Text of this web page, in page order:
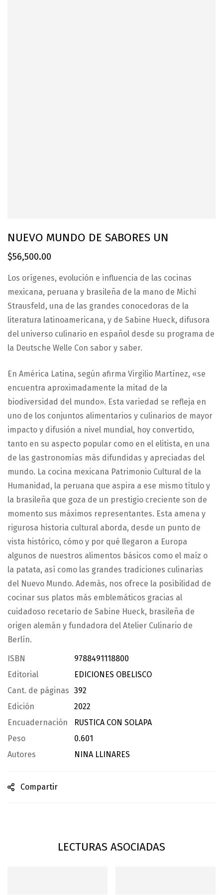
NUEVO MUNDO DE SABORES UN
$56,500.00
Los orígenes, evolución e influencia de las cocinas
mexicana, peruana y brasileña de la mano de Michi
Strausfeld, una de las grandes conocedoras de la
literatura latinoamericana, y de Sabine Hueck, difusora
del universo culinario en español desde su programa de
la Deutsche Welle Con sabor y saber.
En América Latina, según afirma Virgilio Martínez, «se
encuentra aproximadamente la mitad de la
biodiversidad del mundo». Esta variedad se refleja en
uno de los conjuntos alimentarios y culinarios de mayor
impacto y difusión a nivel mundial, hoy convertido,
tanto en su aspecto popular como en el elitista, en una
de las gastronomías más difundidas y apreciadas del
mundo. La cocina mexicana Patrimonio Cultural de la
Humanidad, la peruana que aspira a ese mismo título y
la brasileña que goza de un prestigio creciente son de
momento sus máximos representantes. Esta amena y
rigurosa historia cultural aborda, desde un punto de
vista histórico, cómo y por qué llegaron a Europa
algunos de nuestros alimentos básicos como el maíz o
la patata, así como las grandes tradiciones culinarias
del Nuevo Mundo. Además, nos ofrece la posibilidad de
cocinar sus platos más emblemáticos gracias al
cuidadoso recetario de Sabine Hueck, brasileña de
origen alemán y fundadora del Atelier Culinario de
Berlín.
ISBN
9788491118800
Editorial
EDICIONES OBELISCO
Cant. de páginas 392
Edición
2022
Encuadernación
RUSTICA CON SOLAPA
Peso
0.601
Autores
NINA LLINARES
Compartir
LECTURAS ASOCIADAS